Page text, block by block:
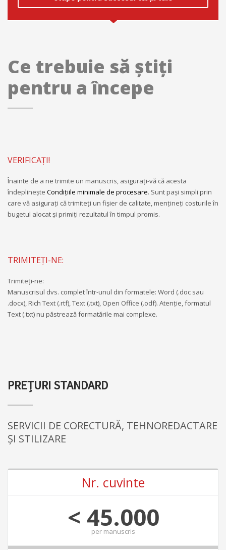
Ce trebuie să știți
pentru a începe
VERIFICAȚI!
Înainte de a ne trimite un manuscris, asiguraţi-vă că acesta
îndeplineşte Condiţiile minimale de procesare. Sunt paşi simpli prin
care vă asiguraţi că trimiteţi un fişier de calitate, menţineţi costurile în
bugetul alocat şi primiţi rezultatul în timpul promis.
TRIMITEȚI-NE:
Trimiteţi-ne:
Manuscrisul dvs. complet într-unul din formatele: Word (.doc sau
.docx), Rich Text (.rtf), Text (.txt), Open Office (.odf). Atenţie, formatul
Text (.txt) nu păstrează formatările mai complexe.
PREȚURI STANDARD
SERVICII DE CORECTURĂ, TEHNOREDACTARE
ȘI STILIZARE
Nr. cuvinte
< 45.000
per manuscris